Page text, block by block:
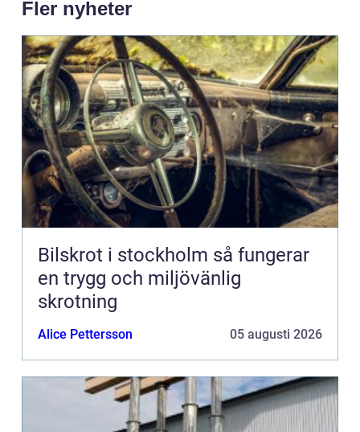
Fler nyheter
Bilskrot i stockholm så fungerar
en trygg och miljövänlig
skrotning
Alice Pettersson 05 augusti 2026